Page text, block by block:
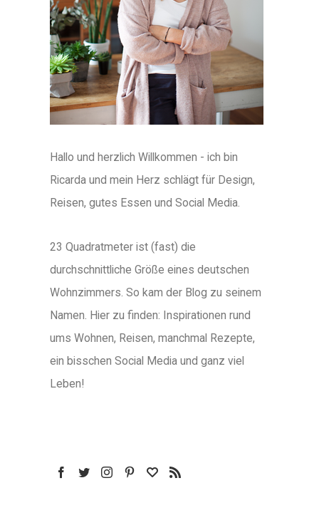
Hallo und herzlich Willkommen - ich bin
Ricarda und mein Herz schlägt für Design,
Reisen, gutes Essen und Social Media.
23 Quadratmeter ist (fast) die
durchschnittliche Größe eines deutschen
Wohnzimmers. So kam der Blog zu seinem
Namen. Hier zu finden: Inspirationen rund
ums Wohnen, Reisen, manchmal Rezepte,
ein bisschen Social Media und ganz viel
Leben!